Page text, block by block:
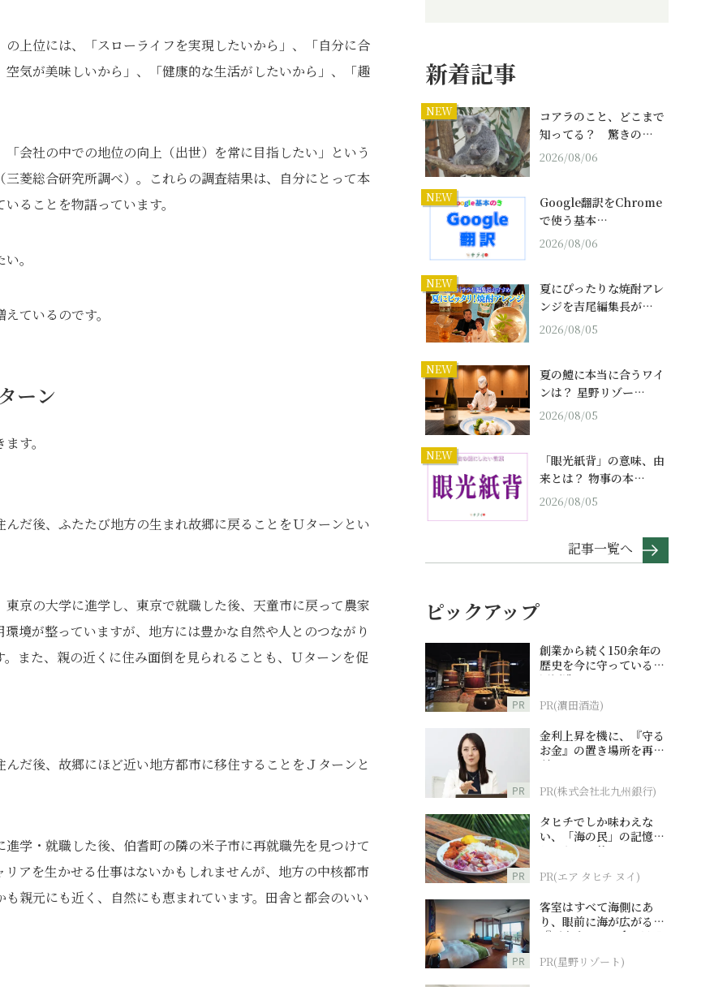
上位には、「スローライフを実現したいから」、「自分に合
気が美味しいから」、「健康的な生活がしたいから」、「趣
会社の中での地位の向上（出世）を常に目指したい」という
菱総合研究所調べ）。これらの調査結果は、自分にとって本
ることを物語っています。
。
ているのです。
ーン
す。
だ後、ふたたび地方の生まれ故郷に戻ることをＵターンとい
京の大学に進学し、東京で就職した後、天童市に戻って農家
境が整っていますが、地方には豊かな自然や人とのつながり
また、親の近くに住み面倒を見られることも、Ｕターンを促
だ後、故郷にほど近い地方都市に移住することをＪターンと
学・就職した後、伯耆町の隣の米子市に再就職先を見つけて
アを生かせる仕事はないかもしれませんが、地方の中核都市
親元にも近く、自然にも恵まれています。田舎と都会のいい
新着記事
NEW
コアラのこと、どこまで
知ってる？ 驚きの…
2026/08/06
NEW
Google翻訳をChrome
で使う基本…
2026/08/06
NEW
夏にぴったりな焼酎アレ
ンジを吉尾編集長が…
2026/08/05
NEW
夏の鱧に本当に合うワイ
ンは？ 星野リゾー…
2026/08/05
NEW
「眼光紙背」の意味、由
来とは？ 物事の本…
2026/08/05
記事一覧へ
ピックアップ
PR
創業から続く150余年の
歴史を今に守っている濵
田酒造
PR(濵田酒造)
PR
金利上昇を機に、『守る
お金』の置き場所を再検
討
PR(株式会社北九州銀行)
PR
タヒチでしか味わえな
い、「海の民」の記憶へ
とつながる旅
PR(エア タヒチ ヌイ)
PR
客室はすべて海側にあ
り、眼前に海が広がる
『西表島ホテル by 星野
PR(星野リゾート)